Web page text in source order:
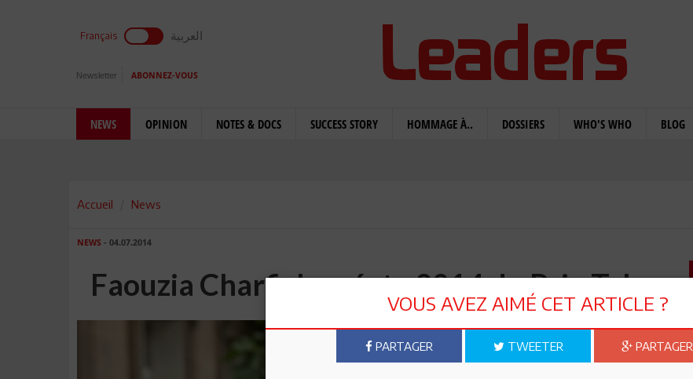
Français العربية
Newsletter ABONNEZ-VOUS
NEWS OPINION NOTES & DOCS SUCCESS STORY HOMMAGE À.. DOSSIERS WHO'S WHO BLOG
Accueil News
NEWS - 04.07.2014
Faouzia Charfi, lauréate 2014 du Prix Telsa
VOUS AVEZ AIMÉ CET ARTICLE ?
PARTAGER TWEETER PARTAGER